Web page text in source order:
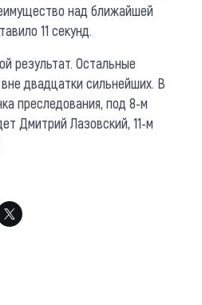
над ближайшей
11 секунд.
результат. Остальные
двадцатки сильнейших. В
преследования, под 8-м
Дмитрий Лазовский, 11-м